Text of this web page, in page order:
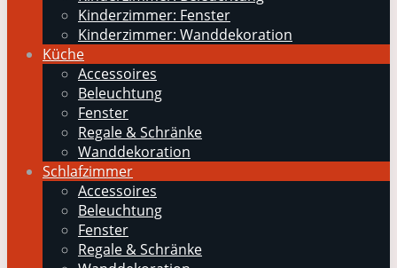
Kinderzimmer: Fenster
Kinderzimmer: Wanddekoration
Küche
Accessoires
Beleuchtung
Fenster
Regale & Schränke
Wanddekoration
Schlafzimmer
Accessoires
Beleuchtung
Fenster
Regale & Schränke